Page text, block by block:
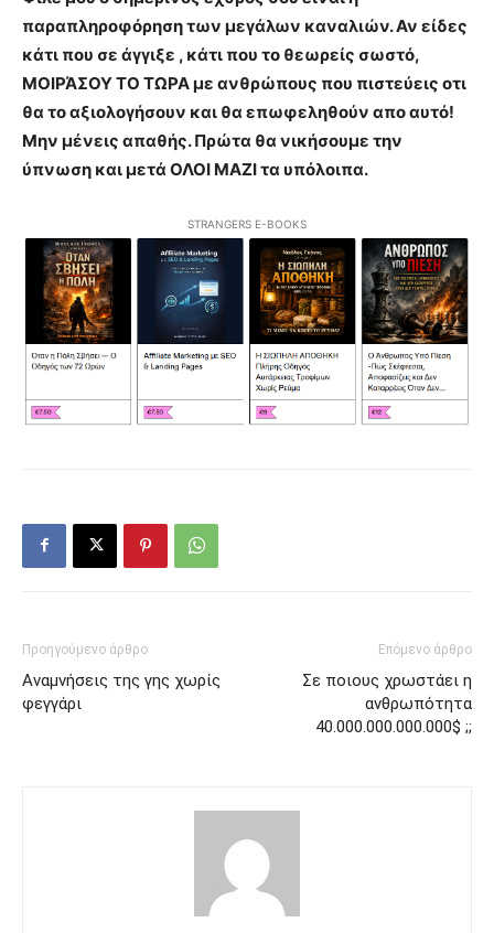
παραπληροφόρηση των μεγάλων καναλιών. Αν είδες
κάτι που σε άγγιξε , κάτι που το θεωρείς σωστό,
ΜΟΙΡΆΣΟΥ ΤΟ ΤΩΡΑ με ανθρώπους που πιστεύεις οτι
θα το αξιολογήσουν και θα επωφεληθούν απο αυτό!
Μην μένεις απαθής. Πρώτα θα νικήσουμε την
ύπνωση και μετά ΟΛΟΙ ΜΑΖΙ τα υπόλοιπα.
STRANGERS E-BOOKS
Προηγούμενο άρθρο
Αναμνήσεις της γης χωρίς
φεγγάρι
Επόμενο άρθρο
Σε ποιους χρωστάει η
ανθρωπότητα
40.000.000.000.000$ ;;